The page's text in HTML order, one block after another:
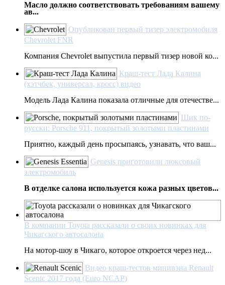
Масло должно соответствовать требованиям вашему
ав...
Опубликован первый тизер электромобиля
Chevrolet FNR
Компания Chevrolet выпустила первый тизер новой ко...
Краш-тест Лада Калина
(хэтчбек, универсал, кросс) видео
Модель Лада Калина показала отличные для отечестве...
Шик по-
русски: Porsche 911, покрытый золотыми пластинами
Приятно, каждый день просыпаясь, узнавать, что ваш...
Genesis приготовили люксовый
электромобиль
В отделке салона используется кожа разных цветов...
В компании Toyota рассказали о своих новинках для
Чикагского автосалона
На мотор-шоу в Чикаго, которое откроется через нед...
Видео краш-тестов минивэна Renault
Scenic 2017 года (Euro NCAP)